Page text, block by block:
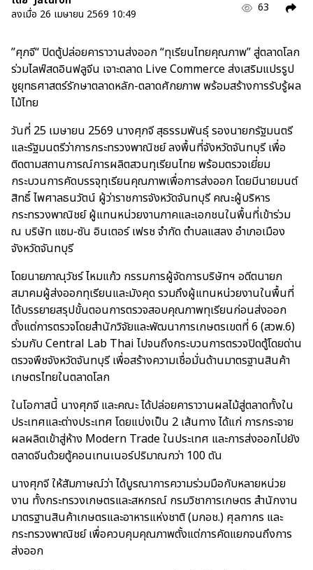
ลงเมื่อ 26 เมษายน 2569 10:49 63
”ศุภจี“ ปิดตู้ปล่อยคาราวานส่งออก “ทุเรียนไทยคุณภาพ” สู่ตลาดโลก
ร่วมไลฟ์สดอินฟลูจีน เจาะตลาด Live Commerce ส่งเสริมแปรรูป
ชูยุทธศาสตร์รักษาตลาดหลัก-ตลาดศักยภาพ พร้อมสร้างการรับรู้ผล
ไม้ไทย
วันที่ 25 เมษายน 2569 นางศุภจี สุธรรมพันธุ์ รองนายกรัฐมนตรี
และรัฐมนตรีว่าการกระทรวงพาณิชย์ ลงพื้นที่จังหวัดจันทบุรี เพื่อ
ติดตามสถานการณ์การผลิตสวนทุเรียนไทย พร้อมตรวจเยี่ยม
กระบวนการคัดบรรจุทุเรียนคุณภาพเพื่อการส่งออก โดยมีนายมนต์
สิทธิ์ ไพศาลธนวัตน์ ผู้ว่าราชการจังหวัดจันทบุรี คณะผู้บริหาร
กระทรวงพาณิชย์ ผู้แทนหน่วยงานภาคและเอกชนในพื้นที่เข้าร่วม
ณ บริษัท แซม-ซัน อินเตอร์ เฟรช จำกัด ตำบลแสลง อำเภอเมือง
จังหวัดจันทบุรี
โดยนายภาณุวัชร์ ไหมแก้ว กรรมการผู้จัดการบริษัทฯ อดีตนายก
สมาคมผู้ส่งออกทุเรียนและมังคุด รวมถึงผู้แทนหน่วยงานในพื้นที่
ได้บรรยายสรุปขั้นตอนการตรวจสอบคุณภาพทุเรียนก่อนส่งออก
ตั้งแต่การตรวจโดยสำนักวิจัยและพัฒนาการเกษตรเขตที่ 6 (สวพ.6)
ร่วมกับ Central Lab Thai ไปจนถึงกระบวนการตรวจปิดตู้โดยด่าน
ตรวจพืชจังหวัดจันทบุรี เพื่อสร้างความเชื่อมั่นด้านมาตรฐานสินค้า
เกษตรไทยในตลาดโลก
ในโอกาสนี้ นางศุภจี และคณะ ได้ปล่อยคาราวานผลไม้สู่ตลาดทั้งใน
ประเทศและต่างประเทศ โดยแบ่งเป็น 2 เส้นทาง ได้แก่ การกระจาย
ผลผลิตเข้าสู่ห้าง Modern Trade ในประเทศ และการส่งออกไปยัง
ตลาดจีนด้วยตู้คอนเทนเนอร์ปริมาณกว่า 100 ตัน
นางศุภจี ให้สัมภาษณ์ว่า ได้บูรณาการความร่วมมือกับหลายหน่วย
งาน ทั้งกระทรวงเกษตรและสหกรณ์ กรมวิชาการเกษตร สำนักงาน
มาตรฐานสินค้าเกษตรและอาหารแห่งชาติ (มกอช.) ศุลกากร และ
กระทรวงพาณิชย์ เพื่อควบคุมคุณภาพตั้งแต่การคัดแยกจนถึงการ
ส่งออก